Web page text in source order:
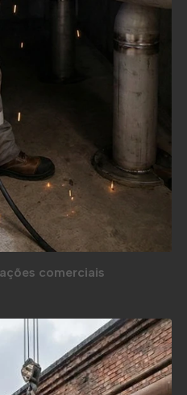
comerciais